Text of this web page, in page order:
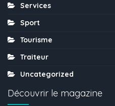
Services
Sport
Tourisme
Traiteur
Uncategorized
Découvrir le magazine